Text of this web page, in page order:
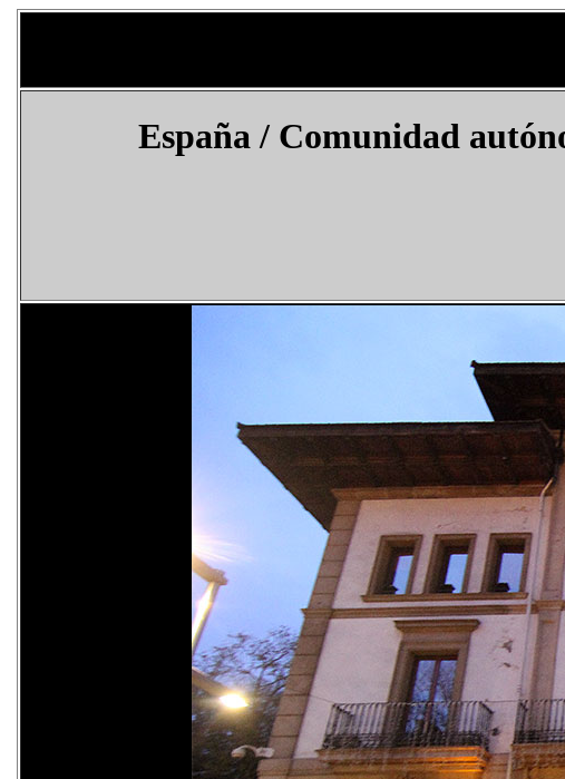
España/ Comunidad